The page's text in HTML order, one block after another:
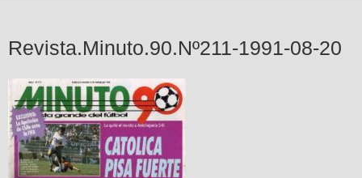
Revista.Minuto.90.Nº211-1991-08-20